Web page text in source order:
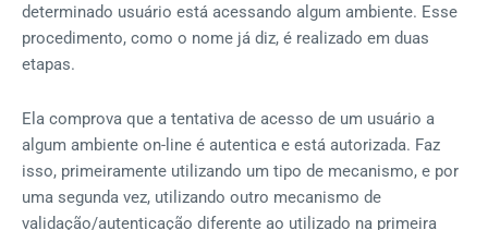
determinado usuário está acessando algum ambiente. Esse
procedimento, como o nome já diz, é realizado em duas
etapas.
Ela comprova que a tentativa de acesso de um usuário a
algum ambiente on-line é autentica e está autorizada. Faz
isso, primeiramente utilizando um tipo de mecanismo, e por
uma segunda vez, utilizando outro mecanismo de
validação/autenticação diferente ao utilizado na primeira